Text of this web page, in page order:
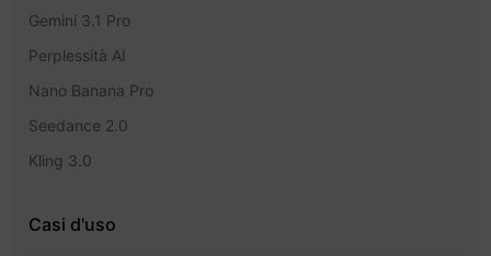
Gemini 3.1 Pro
Perplessità AI
Nano Banana Pro
Seedance 2.0
Kling 3.0
Casi d'uso